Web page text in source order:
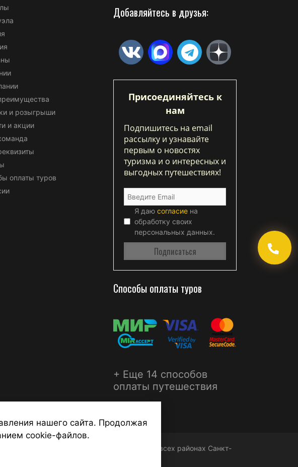
и розыгрыши
и акции
оплаты туров
Добавляйтесь в друзья:
Присоединяйтесь к
нам
Подпишитесь на email
рассылку и узнавайте
первым о новостях
туризма и о интересных и
выгодных путешествиях!
Я даю согласие на
обработку своих
персональных данных.
Способы оплаты туров
+ Еще 14 способов
оплаты путешествия
турфирмы ТУРСФЕРА - турагентства во всех районах Санкт-
нашего сайта. Продолжая
cookie-файлов.